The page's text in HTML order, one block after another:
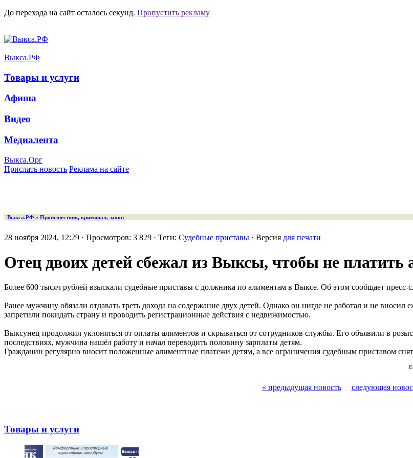
До перехода на сайт осталось секунд. Пропустить рекламу
Выкса.РФ
Товары и услуги
Афиша
Видео
Медиалента
Выкса.Орг
Прислать новость Реклама на сайте
Выкса.РФ » Происшествия, криминал, закон
28 ноября 2024, 12:29 · Просмотров: 3 829 · Теги: Судебные приставы · Версия для печати
Отец двоих детей сбежал из Выксы, чтобы не платить
Более 600 тысяч рублей взыскали судебные приставы с должника по алиментам в Выксе. Об этом сообщает
Ранее мужчину обязали отдавать треть дохода на содержание двух детей. Однако он нигде не работал и не
запретили покидать страну и проводить регистрационные действия с недвижимостью.
Выксунец продолжил уклоняться от оплаты алиментов и скрываться от сотрудников службы. Его объявили в
последствиях, мужчина нашёл работу и начал переводить половину зарплаты детям.
Гражданин регулярно вносит положенные алиментные платежи детям, а все ограничения судебным приставом
« предыдущая новость следующая
Товары и услуги